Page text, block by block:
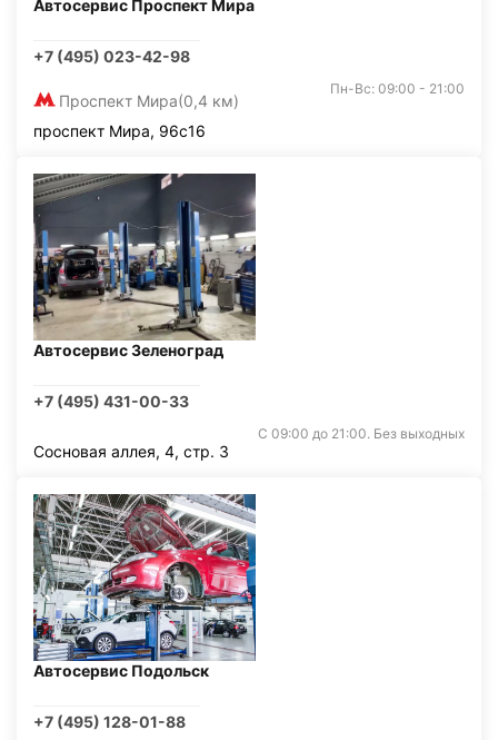
Автосервис Проспект Мира
+7 (495) 023-42-98
Проспект Мира(0,4 км)
Пн-Вс: 09:00 - 21:00
проспект Мира, 96с16
Автосервис Зеленоград
+7 (495) 431-00-33
С 09:00 до 21:00. Без выходных
Сосновая аллея, 4, стр. 3
Автосервис Подольск
+7 (495) 128-01-88